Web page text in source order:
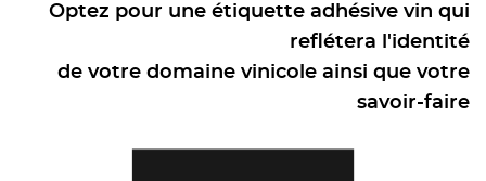
Optez pour une étiquette adhésive vin qui
reflétera l'identité
de votre domaine vinicole ainsi que votre
savoir-faire